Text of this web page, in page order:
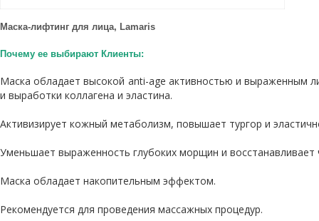
Маска-лифтинг для лица, Lamaris
Почему ее выбирают Клиенты:
Маска обладает высокой anti-age активностью и выраженным
и выработки коллагена и эластина.
Активизирует кожный метаболизм, повышает тургор и
Уменьшает выраженность глубоких морщин и восстанавливает
Маска обладает накопительным эффектом.
Рекомендуется для проведения массажных процедур.